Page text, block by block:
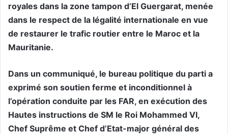
royales dans la zone tampon d’El Guergarat, menée
dans le respect de la légalité internationale en vue
de restaurer le trafic routier entre le Maroc et la
Mauritanie.
Dans un communiqué, le bureau politique du parti a
exprimé son soutien ferme et inconditionnel à
l’opération conduite par les FAR, en exécution des
Hautes instructions de SM le Roi Mohammed VI,
Chef Suprême et Chef d’Etat-major général des